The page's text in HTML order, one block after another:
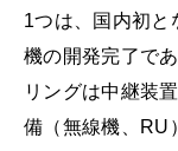
1つは、国内初と
機の開発完了で
リングは中継装
備（無線機、RU